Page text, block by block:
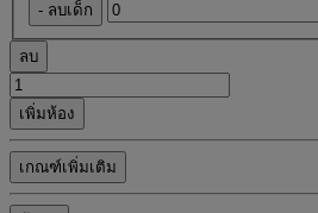
- ลบเด็ก
ลบ
เพิ่มห้อง
เกณฑ์เพิ่มเติม